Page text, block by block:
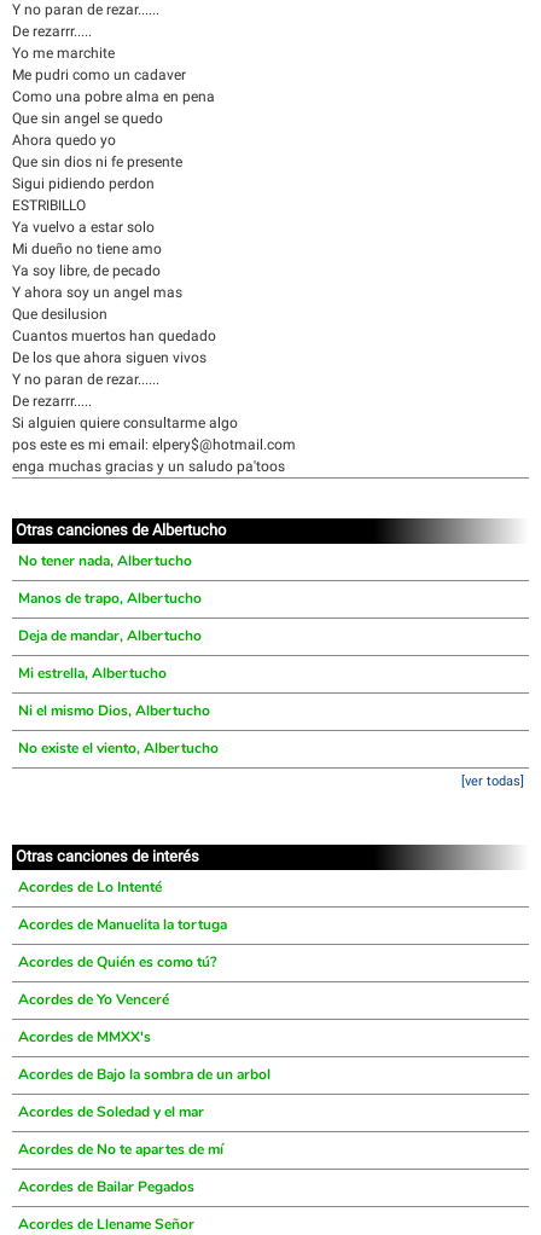
Y no paran de rezar......
De rezarrr.....
Yo me marchite
Me pudri como un cadaver
Como una pobre alma en pena
Que sin angel se quedo
Ahora quedo yo
Que sin dios ni fe presente
Sigui pidiendo perdon
ESTRIBILLO
Ya vuelvo a estar solo
Mi dueño no tiene amo
Ya soy libre, de pecado
Y ahora soy un angel mas
Que desilusion
Cuantos muertos han quedado
De los que ahora siguen vivos
Y no paran de rezar......
De rezarrr.....
Si alguien quiere consultarme algo
pos este es mi email: elpery$@hotmail.com
enga muchas gracias y un saludo pa'toos
Otras canciones de Albertucho
No tener nada, Albertucho
Manos de trapo, Albertucho
Deja de mandar, Albertucho
Mi estrella, Albertucho
Ni el mismo Dios, Albertucho
No existe el viento, Albertucho
[ver todas]
Otras canciones de interés
Acordes de Lo Intenté
Acordes de Manuelita la tortuga
Acordes de Quién es como tú?
Acordes de Yo Venceré
Acordes de MMXX's
Acordes de Bajo la sombra de un arbol
Acordes de Soledad y el mar
Acordes de No te apartes de mí
Acordes de Bailar Pegados
Acordes de Llename Señor